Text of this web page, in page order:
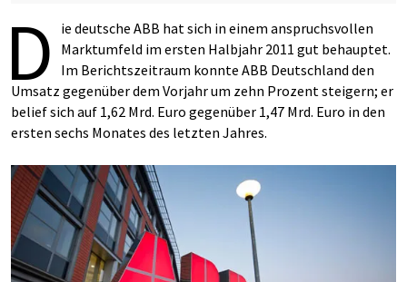
D
ie deutsche ABB hat sich in einem anspruchsvollen
Marktumfeld im ersten Halbjahr 2011 gut behauptet.
Im Berichtszeitraum konnte ABB Deutschland den
Umsatz gegenüber dem Vorjahr um zehn Prozent steigern; er
belief sich auf 1,62 Mrd. Euro gegenüber 1,47 Mrd. Euro in den
ersten sechs Monates des letzten Jahres.